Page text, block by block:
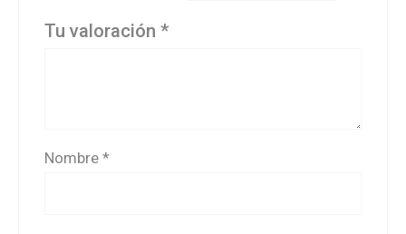
Tu valoración*
Nombre*